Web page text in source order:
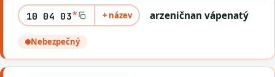
10 04 03* + název arzeničnan vápenatý
Nebezpečný